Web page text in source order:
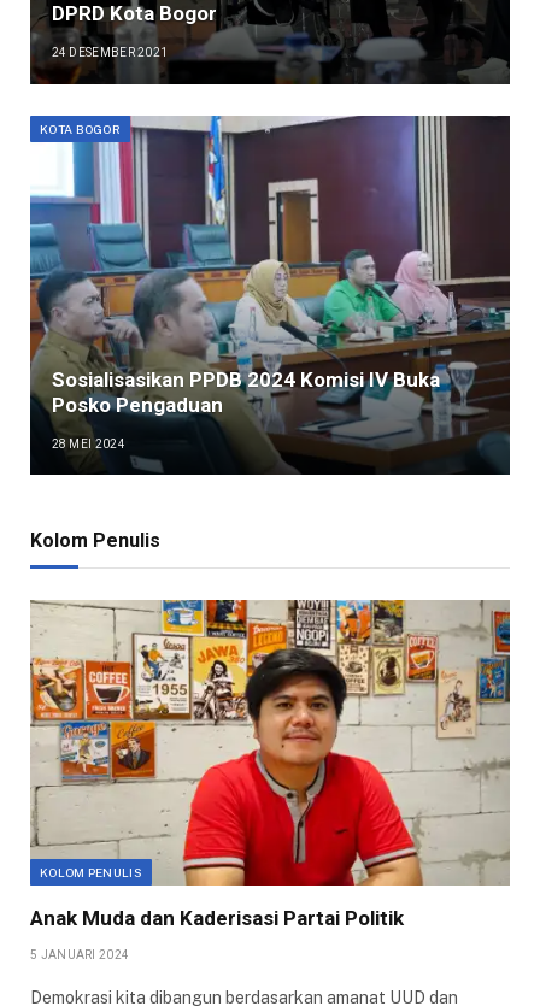
DPRD Kota Bogor
24 DESEMBER 2021
KOTA BOGOR
Sosialisasikan PPDB 2024 Komisi IV Buka
Posko Pengaduan
28 MEI 2024
Kolom Penulis
KOLOM PENULIS
Anak Muda dan Kaderisasi Partai Politik
5 JANUARI 2024
Demokrasi kita dibangun berdasarkan amanat UUD dan